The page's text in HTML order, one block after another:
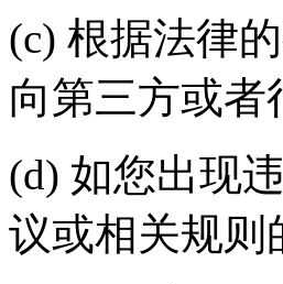
(c) 根据法律
向第三方或者
(d) 如您出现
议或相关规则